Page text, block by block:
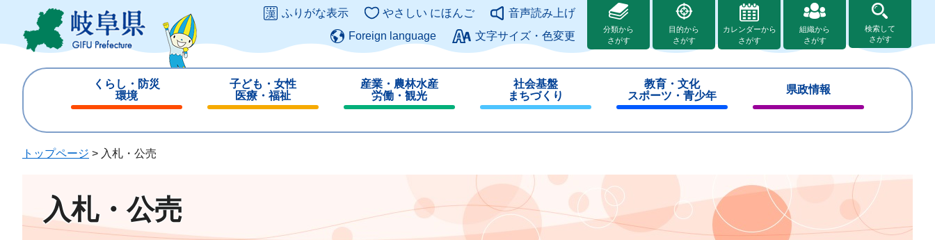
ジ
ュ
このページの本文へ
ふりがな表示 やさしい にほんご
音声読み上げ
Foreign language
文字サイズ・色変更
分類から
さがす
目的から
さがす
カレンダーから
さがす
組織から
さがす
検索して
さがす
くらし・防災
環境
じ
子ども・女性
医療・福祉
じ
産業・農林水産
労働・観光
じ
社会基盤
まちづくり
じ
教育・文化
スポーツ・青少年
じ
県政情報
じ
トップページ > 入札・公売
入札・公売